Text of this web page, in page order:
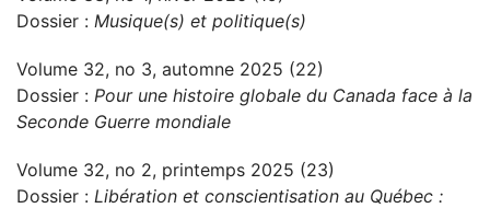
Dossier : Musique(s) et politique(s)
Volume 32, no 3, automne 2025 (22)
Dossier : Pour une histoire globale du Canada face à la
Seconde Guerre mondiale
Volume 32, no 2, printemps 2025 (23)
Dossier : Libération et conscientisation au Québec :